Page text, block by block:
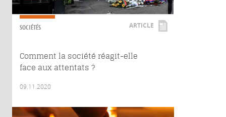
SOCIÉTÉS ARTICLE
Comment la société réagit-elle
face aux attentats ?
09.11.2020